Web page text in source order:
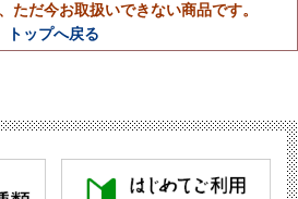
ただ今お取扱いできない商品です。
トップへ戻る